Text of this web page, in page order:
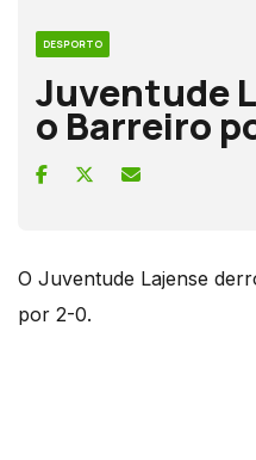
DESPORTO
Juventude
o Barreiro
O Juventude Lajense
por 2-0.